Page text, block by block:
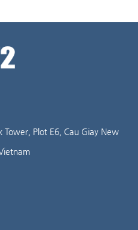
Plot E6, Cau Giay New